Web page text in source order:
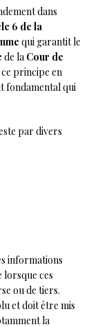
dans
6 de la
qui garantit le
de la Cour de
principe en
fondamental qui
par divers
informations
ces
ou de tiers.
et doit être mis
la